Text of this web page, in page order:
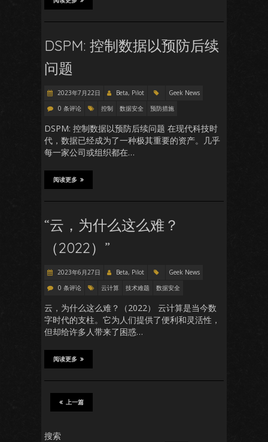
DSPM: 控制数据以预防后续
问题
2023年7月22日 Beta, Pilot
Geek News
0 条评论
控制 数据安全 预防措施
DSPM: 控制数据以预防后续问题 在现代科技时
代，数据已经成为了一种极其重要的资产。几乎
每一家公司或组织都在…
阅读更多
“云，为什么这么难？
（2022）”
2023年6月27日 Beta, Pilot
Geek News
0 条评论
云计算 技术难题 数据安全
云，为什么这么难？（2022） 云计算是当今数
字时代的支柱。它为人们提供了便利和灵活性，
但却给许多人带来了困惑…
阅读更多
上一篇
搜索